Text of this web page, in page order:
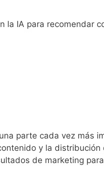
la IA para recomendar
parte cada vez más
y la distribución
de marketing